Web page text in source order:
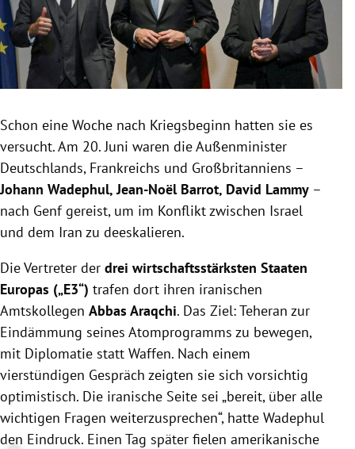
Untermenü
Untermenü
Untermenü
Untermenü
Schon eine Woche nach Kriegsbeginn hatten sie es
versucht. Am 20. Juni waren die Außenminister
Deutschlands, Frankreichs und Großbritanniens –
Johann Wadephul, Jean-Noël Barrot, David Lammy –
nach Genf gereist, um im Konflikt zwischen Israel
und dem Iran zu deeskalieren.
Die Vertreter der drei wirtschaftsstärksten Staaten
Europas („E3“) trafen dort ihren iranischen
Amtskollegen Abbas Araqchi. Das Ziel: Teheran zur
Eindämmung seines Atomprogramms zu bewegen,
mit Diplomatie statt Waffen. Nach einem
vierstündigen Gespräch zeigten sie sich vorsichtig
optimistisch. Die iranische Seite sei „bereit, über alle
wichtigen Fragen weiterzusprechen“, hatte Wadephul
den Eindruck. Einen Tag später fielen amerikanische